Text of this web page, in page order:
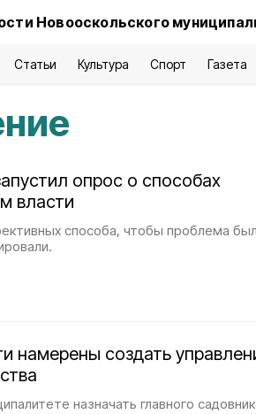
Новооскольского
Статьи Культура Спорт Газета
опрос о способах
власти
способа, чтобы проблема
намерены создать
назначать главного